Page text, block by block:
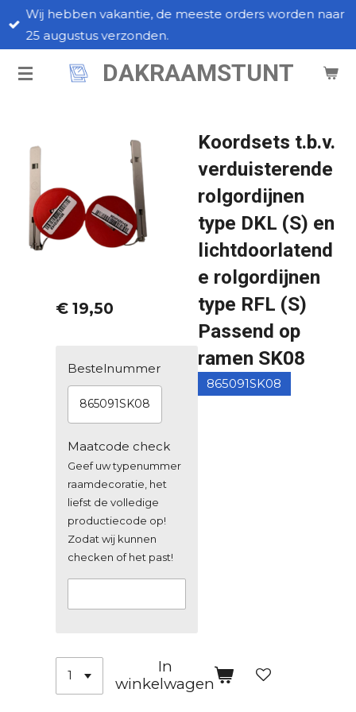
Ga
direct
de
DAKRAAMSTUNT
Wij hebben vakantie, de meeste orders worden naar
25 augustus verzonden.
Koordsets t.b.v.
verduisterende
rolgordijnen
type DKL (S) en
lichtdoorlatend
e rolgordijnen
type RFL (S)
Passend op
ramen SK08
865091SK08
€ 19,50
Bestelnummer
865091SK08
Maatcode check
Geef uw typenummer
raamdecoratie, het
liefst de volledige
productiecode op!
Zodat wij kunnen
checken of het past!
In
winkelwagen